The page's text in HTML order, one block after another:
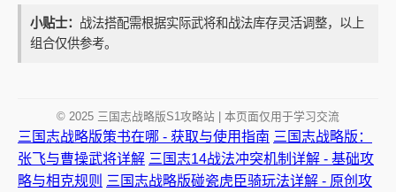
小贴士： 战法搭配需根据实际武将和战法库存灵活调整，以上
组合仅供参考。
© 2025 三国志战略版S1攻略站 | 本页面仅用于学习交流
三国志战略版策书在哪 - 获取与使用指南 三国志战略版：
张飞与曹操武将详解 三国志14战法冲突机制详解 - 基础攻
略与相克规则 三国志战略版碰瓷虎臣骑玩法详解 - 原创攻